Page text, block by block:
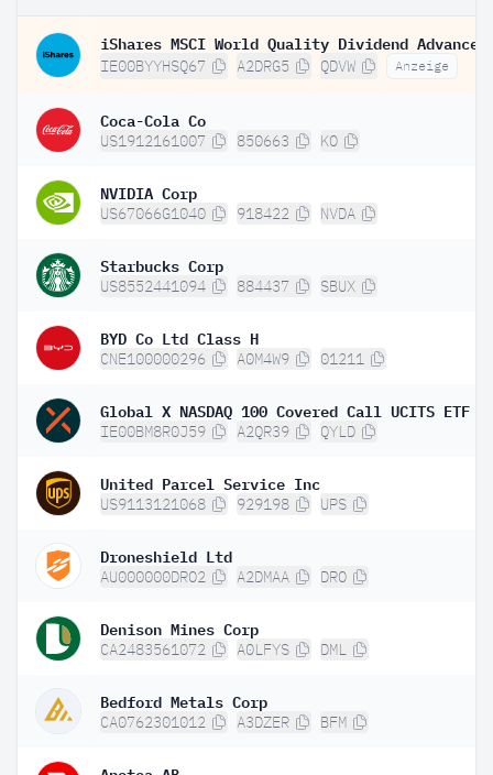
IE00BYYHSQ67 A2DRG5 QDVW Anzeige
Coca-Cola Co
US1912161007 850663 KO
NVIDIA Corp
US67066G1040 918422 NVDA
Starbucks Corp
US8552441094 884437 SBUX
BYD Co Ltd Class H
CNE100000296 A0M4W9 01211
Global X NASDAQ 100 Covered Call UCITS ETF
IE00BM8R0J59 A2QR39 QYLD
United Parcel Service Inc
US9113121068 929198 UPS
Droneshield Ltd
AU000000DRO2 A2DMAA DRO
Denison Mines Corp
CA2483561072 A0LFYS DML
Bedford Metals Corp
CA0762301012 A3DZER BFM